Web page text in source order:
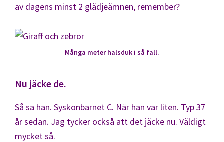
av dagens minst 2 glädjeämnen, remember?
Många meter halsduk i så fall.
Nu jäcke de.
Så sa han. Syskonbarnet C. När han var liten. Typ 37
år sedan. Jag tycker också att det jäcke nu. Väldigt
mycket så.